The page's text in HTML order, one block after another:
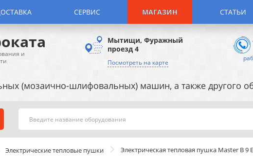
СЕРВИС МАГАЗИН СТАТЬИ
и
Мытищи, Фуражный
проезд 4
Посмотреть на карте
(мозаично-шлифовальных) машин, а также другого
Поиск
Электрические тепловые пушки Электрическая тепловая пушка Master B 9